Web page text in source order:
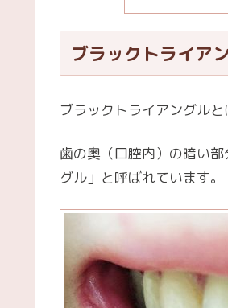
ブラックトライア
ブラックトライアングル
歯の奥（口腔内）の暗い
グル」と呼ばれています。